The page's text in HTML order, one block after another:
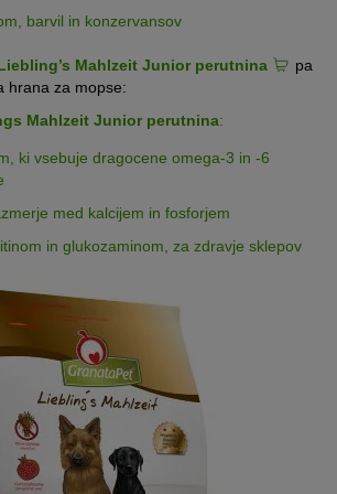
barvil in konzervansov
Mahlzeit Junior perutnina
pa
hrana za mopse:
Mahlzeit Junior perutnina:
ki vsebuje dragocene omega-3 in -6
med kalcijem in fosforjem
in glukozaminom, za zdravje sklepov